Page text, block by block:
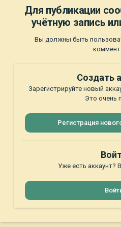
Для публикации
учётную запись
Вы должны быть
Создать
Зарегистрируйте новый
Это очень
Регистрация
Уже есть аккаунт?